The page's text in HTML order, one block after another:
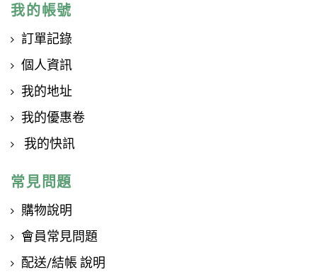
我的帳號
訂單記錄
個人資訊
我的地址
我的優惠卷
我的快訊
常見問題
購物說明
會員常見問題
配送/結帳 說明